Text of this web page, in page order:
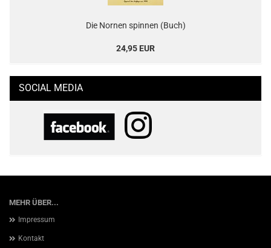
Die Nornen spinnen (Buch)
24,95 EUR
SOCIAL MEDIA
MEHR ÜBER...
Impressum
Kontakt